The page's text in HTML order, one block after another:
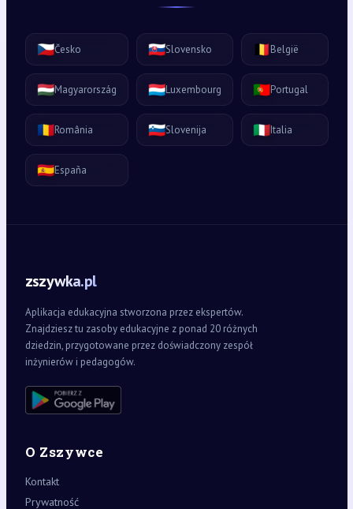
🇨🇿Česko 🇸🇰Slovensko 🇧🇪België
🇭🇺Magyarország 🇱🇺Luxembourg 🇵🇹Portugal
🇷🇴România 🇸🇮Slovenija 🇮🇹Italia
🇪🇸España
zszywka.pl
Aplikacja edukacyjna stworzona przez ekspertów.
Znajdziesz tu zasoby edukacyjne z ponad 20 różnych
dziedzin, przygotowane przez doświadczony zespół
inżynierów i pedagogów.
O Zszywce
Kontakt
Prywatność